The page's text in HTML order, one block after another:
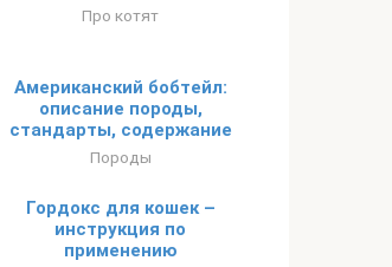
Про котят
Американский бобтейл:
описание породы,
стандарты, содержание
Породы
Гордокс для кошек –
инструкция по
применению